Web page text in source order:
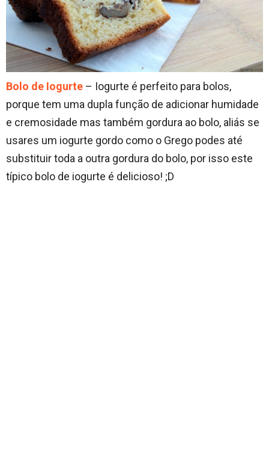
Bolo de Iogurte – Iogurte é perfeito para bolos,
porque tem uma dupla função de adicionar humidade
e cremosidade mas também gordura ao bolo, aliás se
usares um iogurte gordo como o Grego podes até
substituir toda a outra gordura do bolo, por isso este
típico bolo de iogurte é delicioso! ;D